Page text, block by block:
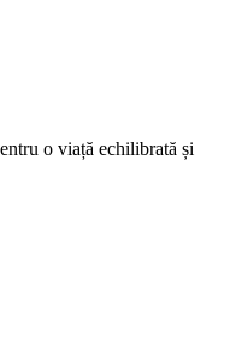
o viață echilibrată și